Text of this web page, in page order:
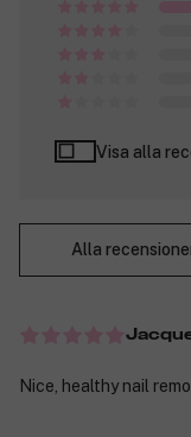
Visa alla
Alla
Nice, healthy nail